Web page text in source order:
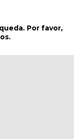
Por favor,